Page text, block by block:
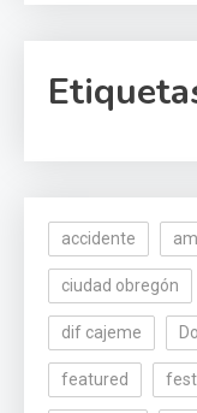
accidente
ciudad obregón
dif cajeme
featured